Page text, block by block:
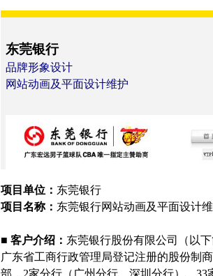
东莞银行
品牌形象设计
网站动画及平面设计维护
项目单位： 东莞银行
项目名称： 东莞银行网站动画及平面设计
■ 客户介绍： 东莞银行股份有限公司（以
广东省工商行政管理局登记注册的股份制
部， 2家分行（广州分行、深圳分行）、 33